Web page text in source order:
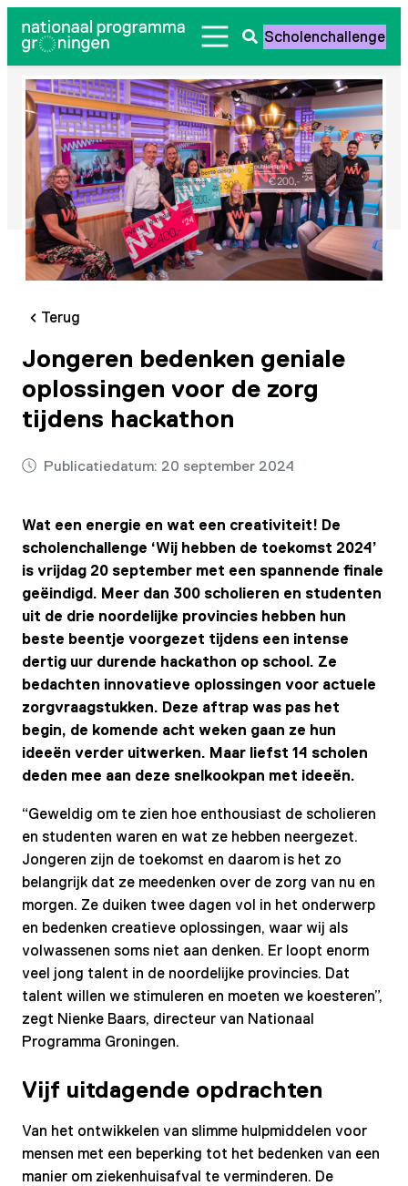
naar
de
inhoud
Zoeken
openen
Scholenchallenge
Terug
Jongeren bedenken geniale
oplossingen voor de zorg
tijdens hackathon
Publicatiedatum: 20 september 2024
Wat een energie en wat een creativiteit! De
scholenchallenge ‘Wij hebben de toekomst 2024’
is vrijdag 20 september met een spannende finale
geëindigd. Meer dan 300 scholieren en studenten
uit de drie noordelijke provincies hebben hun
beste beentje voorgezet tijdens een intense
dertig uur durende hackathon op school. Ze
bedachten innovatieve oplossingen voor actuele
zorgvraagstukken. Deze aftrap was pas het
begin, de komende acht weken gaan ze hun
ideeën verder uitwerken. Maar liefst 14 scholen
deden mee aan deze snelkookpan met ideeën.
“Geweldig om te zien hoe enthousiast de scholieren
en studenten waren en wat ze hebben neergezet.
Jongeren zijn de toekomst en daarom is het zo
belangrijk dat ze meedenken over de zorg van nu en
morgen. Ze duiken twee dagen vol in het onderwerp
en bedenken creatieve oplossingen, waar wij als
volwassenen soms niet aan denken. Er loopt enorm
veel jong talent in de noordelijke provincies. Dat
talent willen we stimuleren en moeten we koesteren”,
zegt Nienke Baars, directeur van Nationaal
Programma Groningen.
Vijf uitdagende opdrachten
Van het ontwikkelen van slimme hulpmiddelen voor
mensen met een beperking tot het bedenken van een
manier om ziekenhuisafval te verminderen. De